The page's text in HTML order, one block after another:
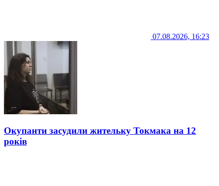
07.08.2026, 16:23
Окупанти засудили жительку Токмака на 12
років